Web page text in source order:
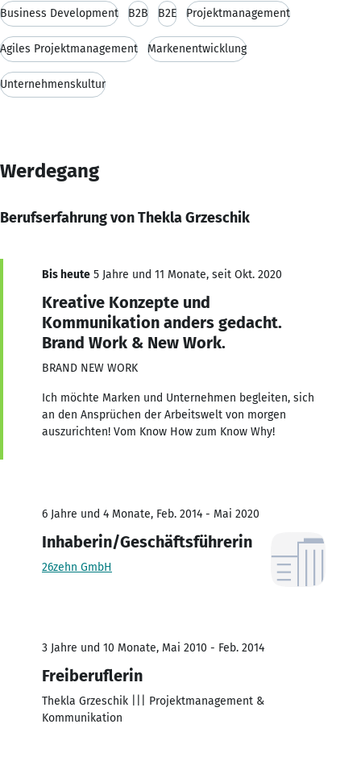
Business Development B2B B2E Projektmanagement
Agiles Projektmanagement Markenentwicklung
Unternehmenskultur
Werdegang
Berufserfahrung von Thekla Grzeschik
Bis heute 5 Jahre und 11 Monate, seit Okt. 2020
Kreative Konzepte und
Kommunikation anders gedacht.
Brand Work & New Work.
BRAND NEW WORK
Ich möchte Marken und Unternehmen begleiten, sich
an den Ansprüchen der Arbeitswelt von morgen
auszurichten! Vom Know How zum Know Why!
6 Jahre und 4 Monate, Feb. 2014 - Mai 2020
Inhaberin/Geschäftsführerin
26zehn GmbH
3 Jahre und 10 Monate, Mai 2010 - Feb. 2014
Freiberuflerin
Thekla Grzeschik ||| Projektmanagement &
Kommunikation